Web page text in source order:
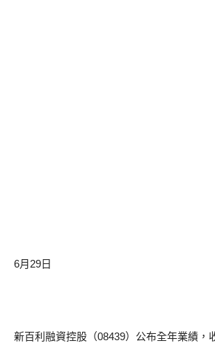
6月29日
新百利融資控股（08439）公布全年業績，